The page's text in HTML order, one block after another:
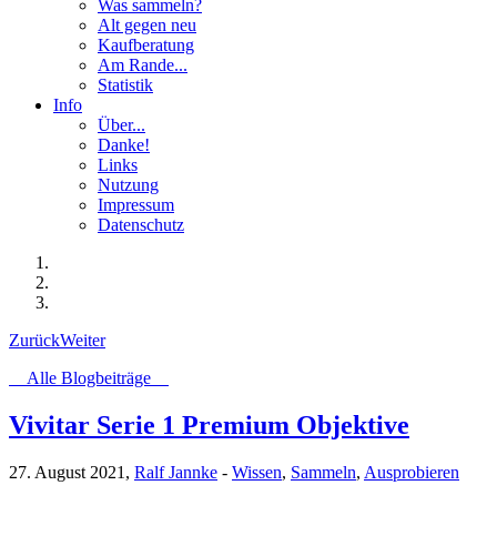
Was sammeln?
Alt gegen neu
Kaufberatung
Am Rande...
Statistik
Info
Über...
Danke!
Links
Nutzung
Impressum
Datenschutz
ZurückWeiter
Alle Blogbeiträge
Vivitar Serie 1 Premium Objektive
27. August 2021, Ralf Jannke - Wissen, Sammeln, Ausprobieren